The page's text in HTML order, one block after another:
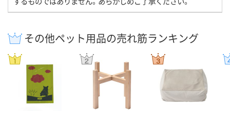
その他ペット用品の売れ筋ランキング